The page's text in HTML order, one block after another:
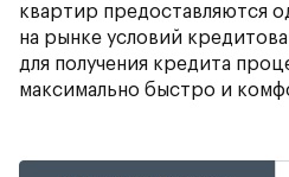
квартир предоставляются
на рынке условий
для получения кредита
максимально быстро и